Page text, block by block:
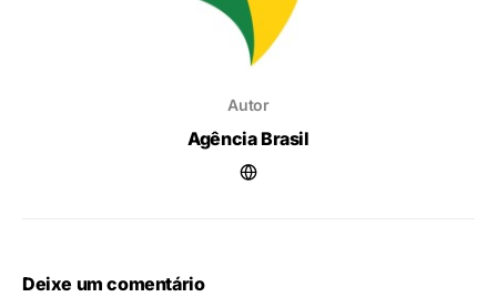
Autor
Agência Brasil
Deixe um comentário